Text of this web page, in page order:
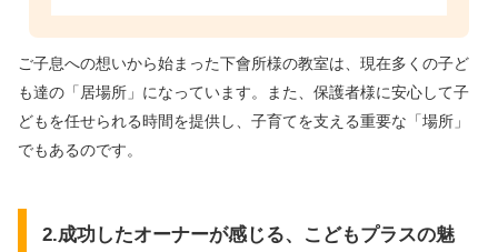
ご子息への想いから始まった下會所様の教室は、現在多くの子ど
も達の「居場所」になっています。また、保護者様に安心して子
どもを任せられる時間を提供し、子育てを支える重要な「場所」
でもあるのです。
2.成功したオーナーが感じる、こどもプラスの魅